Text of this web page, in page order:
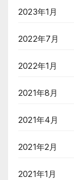
2023年1月
2022年7月
2022年1月
2021年8月
2021年4月
2021年2月
2021年1月